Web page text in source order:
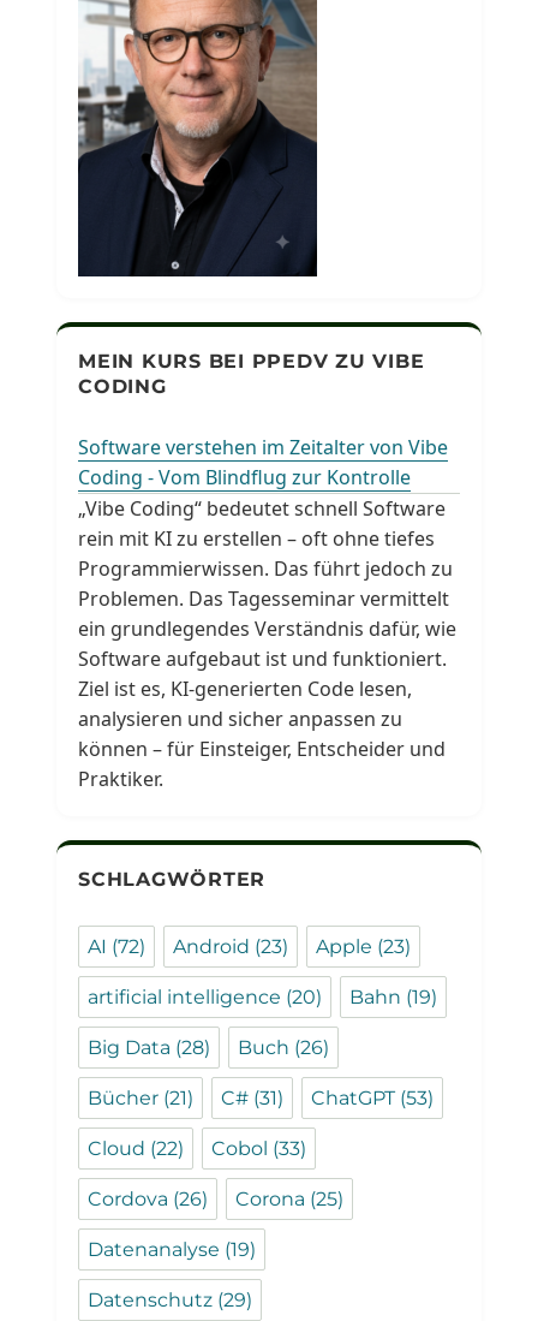
MEIN KURS BEI PPEDV ZU VIBE
CODING
Software verstehen im Zeitalter von Vibe
Coding - Vom Blindflug zur Kontrolle
„Vibe Coding“ bedeutet schnell Software
rein mit KI zu erstellen – oft ohne tiefes
Programmierwissen. Das führt jedoch zu
Problemen. Das Tagesseminar vermittelt
ein grundlegendes Verständnis dafür, wie
Software aufgebaut ist und funktioniert.
Ziel ist es, KI-generierten Code lesen,
analysieren und sicher anpassen zu
können – für Einsteiger, Entscheider und
Praktiker.
SCHLAGWÖRTER
AI (72) Android (23) Apple (23)
artificial intelligence (20) Bahn (19)
Big Data (28) Buch (26)
Bücher (21) C# (31) ChatGPT(53)
Cloud (22) Cobol (33)
Cordova (26) Corona (25)
Datenanalyse (19)
Datenschutz (29)